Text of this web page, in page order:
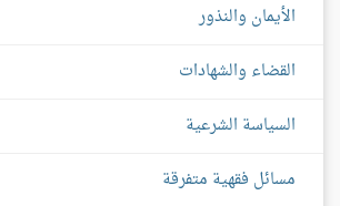
الأيمان والنذور
القضاء والشهادات
السياسة الشرعية
مسائل فقهية متفرقة